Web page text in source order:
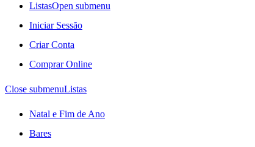
ListasOpen submenu
Iniciar Sessão
Criar Conta
Comprar Online
Close submenuListas
Natal e Fim de Ano
Bares